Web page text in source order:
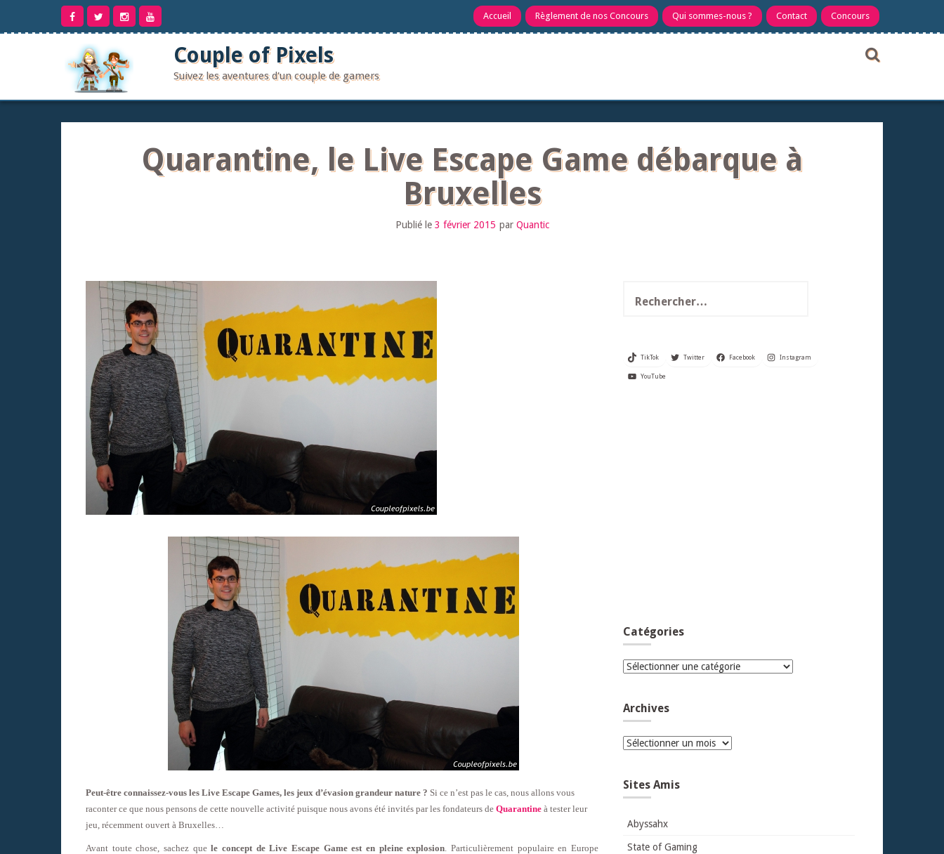
contenu
Accueil Règlement de nos Concours Qui sommes-nous ? Contact Concours
Couple of Pixels
Suivez les aventures d'un couple de gamers
Quarantine, le Live Escape Game débarque à
Bruxelles
Publié le 3 février 2015 par Quantic
Peut-être connaissez-vous les Live Escape Games, les jeux d’évasion grandeur nature ? Si ce n’est pas le cas, nous allons vous
raconter ce que nous pensons de cette nouvelle activité puisque nous avons été invités par les fondateurs de Quarantine à tester leur
jeu, récemment ouvert à Bruxelles…
Avant toute chose, sachez quele concept de Live Escape Game est en pleine explosion . Particulièrement populaire en Europe
TikTok Twitter Facebook Instagram
YouTube
Catégories
Catégories
Archives
Archives
Sites Amis
Abyssahx
State of Gaming